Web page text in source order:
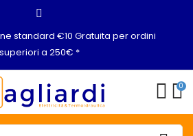
standard €10 Gratuita per ordini
superiori a 250€ *
0